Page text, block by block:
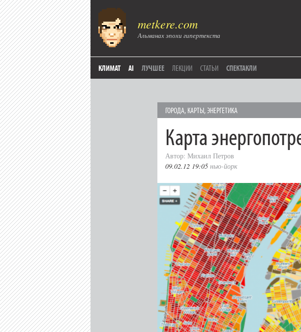
metkere.com
Альманах эпохи гипертекста
КЛИМАТ AI ЛУЧШЕЕ ЛЕКЦИИ СТАТЬИ СПЕКТАКЛИ
ГОРОДА, КАРТЫ,ЭНЕРГЕТИКА
Карта
Автор: Михаил Петров
09.02.12 19:05 нью-йорк